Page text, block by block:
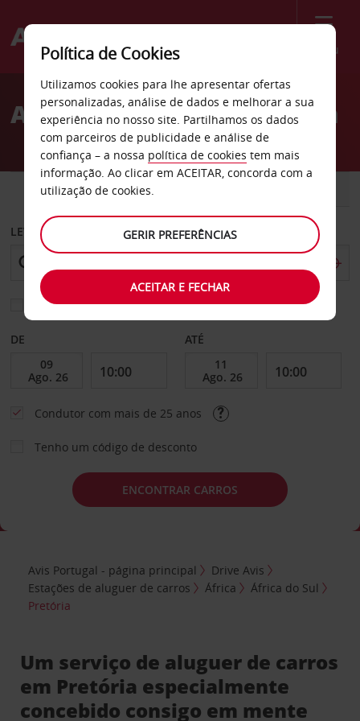
Menu
Welcome
AvisAluguer de carros Pretória
CARRO
LEVANTAR EM
Escolher uma estação de devolução diferente
DE ATÉ
Condutor com mais de 25 anos
Tenho um código de desconto
ENCONTRAR CARROS
Avis Portugal - página principal
Drive Avis
Estações de aluguer de carros
África
África do Sul
Pretória
Um serviço de aluguer de carros
em Pretória especialmente
concebido consigo em mente
Política de Cookies
Utilizamos cookies para lhe apresentar ofertas
personalizadas, análise de dados e melhorar a sua
experiência no nosso site. Partilhamos os dados
com parceiros de publicidade e análise de
confiança – a nossa política de cookies tem mais
informação. Ao clicar em ACEITAR, concorda com a
utilização de cookies.
GERIR PREFERÊNCIAS
ACEITAR E FECHAR